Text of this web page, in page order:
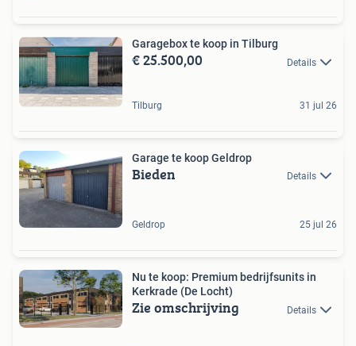
Garagebox te koop in Tilburg
€ 25.500,00 Details
Tilburg 31 jul 26
Garage te koop Geldrop
Bieden Details
Geldrop 25 jul 26
Nu te koop: Premium bedrijfsunits in
Kerkrade (De Locht)
Zie omschrijving Details